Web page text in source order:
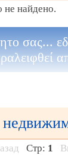
не найдено.
σας...
Стр: 1